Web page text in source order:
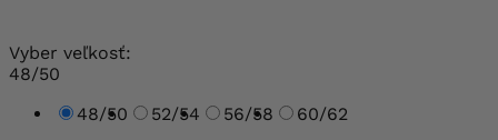
Vyber veľkosť:
48/50
48/50
52/54 56/58
60/62